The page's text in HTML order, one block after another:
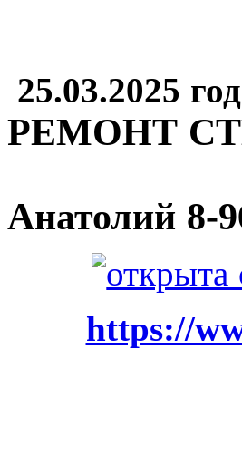
25.03.2025
РЕМОНТ
Анатолий 8-
https://